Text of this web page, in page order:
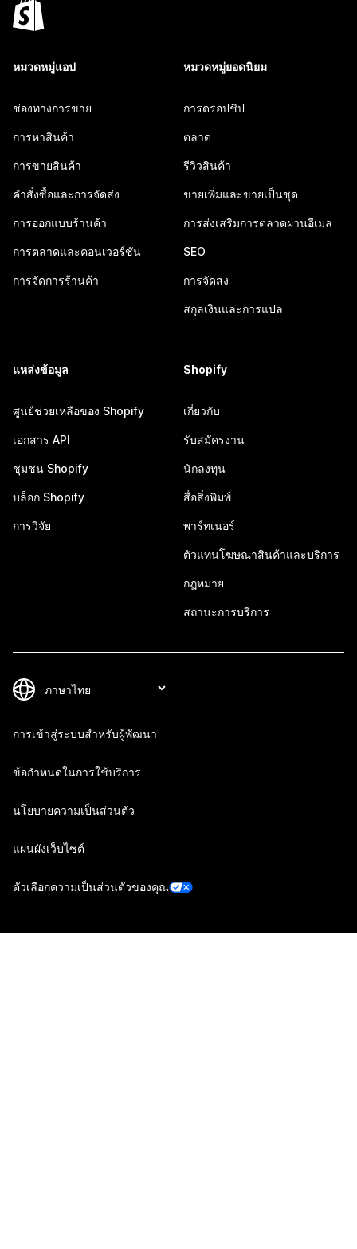
หมวดหมู่แอป
ช่องทางการขาย
การหาสินค้า
การขายสินค้า
คำสั่งซื้อและการจัดส่ง
การออกแบบร้านค้า
การตลาดและคอนเวอร์ชัน
การจัดการร้านค้า
หมวดหมู่ยอดนิยม
การดรอปชิป
ตลาด
รีวิวสินค้า
ขายเพิ่มและขายเป็นชุด
การส่งเสริมการตลาดผ่านอีเมล
SEO
การจัดส่ง
สกุลเงินและการแปล
แหล่งข้อมูล
ศูนย์ช่วยเหลือของ Shopify
เอกสาร API
ชุมชน Shopify
บล็อก Shopify
การวิจัย
Shopify
เกี่ยวกับ
รับสมัครงาน
นักลงทุน
สื่อสิ่งพิมพ์
พาร์ทเนอร์
ตัวแทนโฆษณาสินค้าและบริการ
กฎหมาย
สถานะการบริการ
การเข้าสู่ระบบสำหรับผู้พัฒนา
ข้อกำหนดในการใช้บริการ
นโยบายความเป็นส่วนตัว
แผนผังเว็บไซต์
ตัวเลือกความเป็นส่วนตัวของคุณ